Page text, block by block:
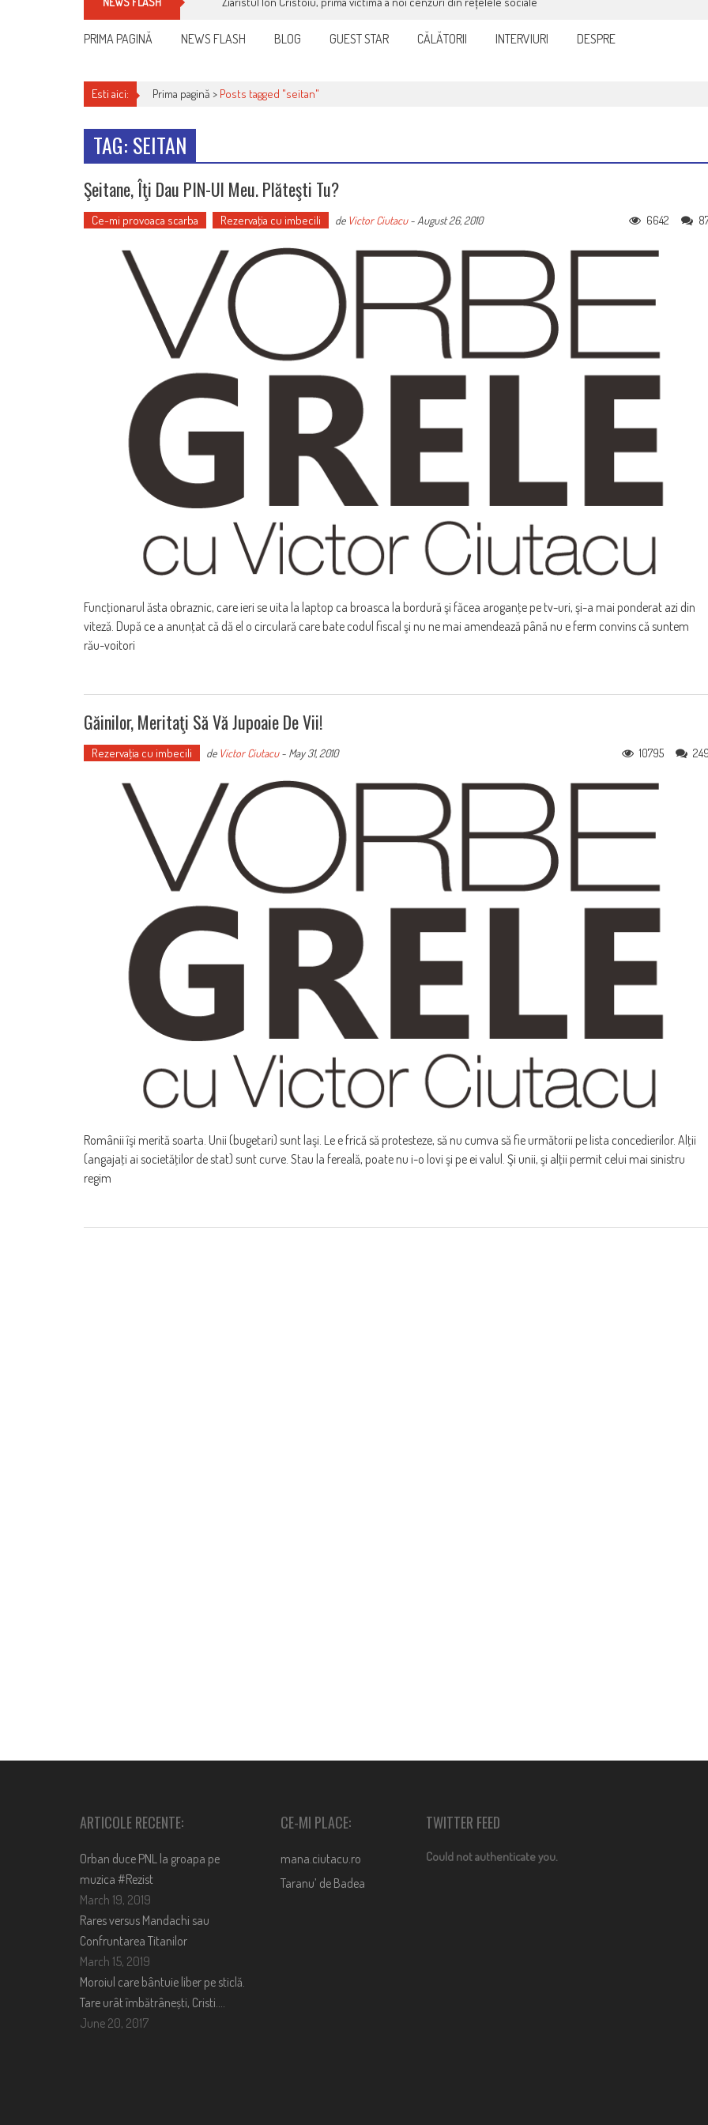
PRIMA PAGINĂ NEWS FLASH BLOG GUEST STAR CĂLĂTORII INTERVIURI DESPRE
Esti aici: Prima pagină > Posts tagged "seitan"
TAG: SEITAN
Şeitane, Îţi Dau PIN-Ul Meu. Plăteşti Tu?
Ce-mi provoaca scarba Rezervaţia cu imbecili de Victor Ciutacu- August 26, 2010 6642
Funcţionarul ăsta obraznic, care ieri se uita la laptop ca broasca la bordură şi făcea aroganţe pe tv-uri, şi-a mai ponderat azi din
viteză. După ce a anunţat că dă el o circulară care bate codul fiscal şi nu ne mai amendează până nu e ferm convins că suntem
rău-voitori
Găinilor, Meritaţi Să Vă Jupoaie De Vii!
Rezervaţia cu imbecili de Victor Ciutacu- May 31, 2010 10795
Românii îşi merită soarta. Unii (bugetari) sunt laşi. Le e frică să protesteze, să nu cumva să fie următorii pe lista concedierilor. Alţii
(angajaţi ai societăţilor de stat) sunt curve. Stau la fereală, poate nu i-o lovi şi pe ei valul. Şi unii, şi alţii permit celui mai sinistru
regim
ARTICOLE RECENTE:
Orban duce PNL la groapa pe
muzica #Rezist
March 19, 2019
Rares versus Mandachi sau
Confruntarea Titanilor
March 15, 2019
Moroiul care bântuie liber pe sticlă.
Tare urât îmbătrânești, Cristi….
June 20, 2017
CE-MI PLACE:
mana.ciutacu.ro
Taranu’ de Badea
TWITTER FEED
Could not authenticate you.